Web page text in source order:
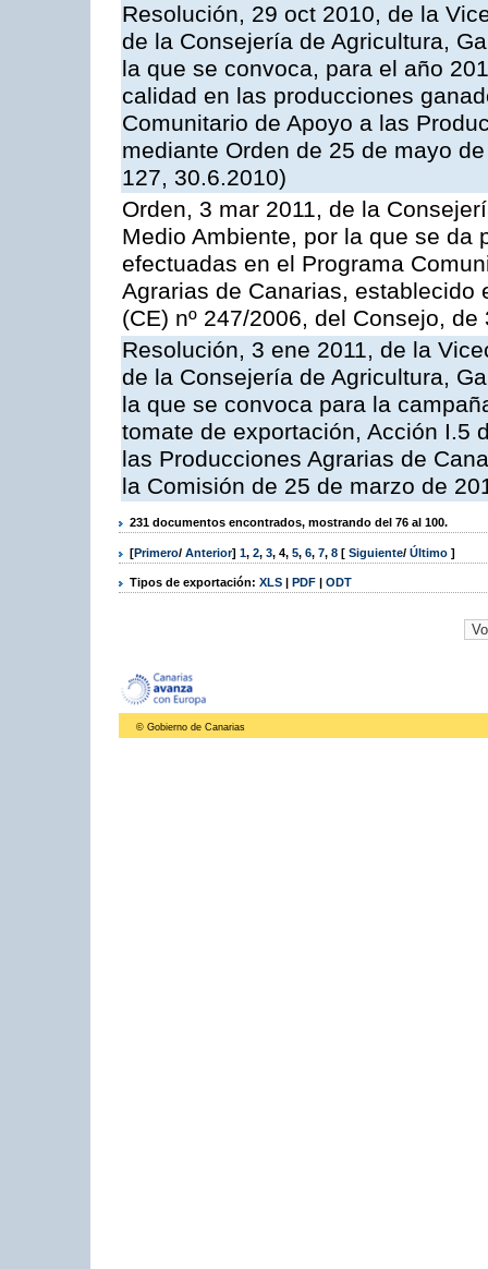
Resolución, 29 oct 2010, de la
de la Consejería de Agricultura,
la que se convoca, para el año
calidad en las producciones
Comunitario de Apoyo a las
mediante Orden de 25 de mayo
127, 30.6.2010)
Orden, 3 mar 2011, de la
Medio Ambiente, por la que se da
efectuadas en el Programa
Agrarias de Canarias,
(CE) nº 247/2006, del Consejo,
Resolución, 3 ene 2011, de la
de la Consejería de Agricultura,
la que se convoca para la
tomate de exportación, Acción I.5
las Producciones Agrarias de
la Comisión de 25 de marzo de
231 documentos encontrados, mostrando del 76 al 100.
[Primero/ Anterior] 1, 2, 3, 4, 5, 6, 7, 8 [ Siguiente/ Último ]
Tipos de exportación: XLS | PDF | ODT
© Gobierno de Canarias